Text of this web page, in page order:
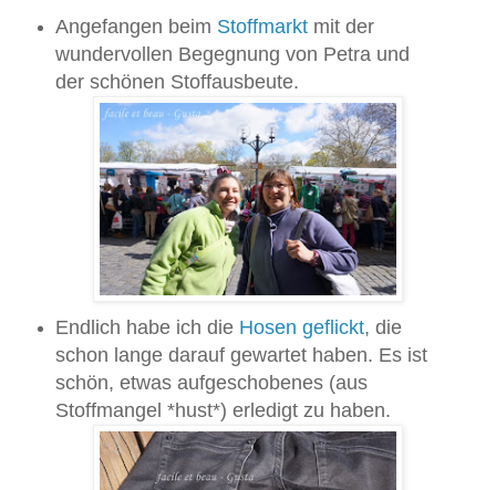
Angefangen beim Stoffmarktmit der
wundervollen Begegnung von Petra und
der schönen Stoffausbeute.
Endlich habe ich die Hosen geflickt, die
schon lange darauf gewartet haben. Es ist
schön, etwas aufgeschobenes (aus
Stoffmangel *hust*) erledigt zu haben.